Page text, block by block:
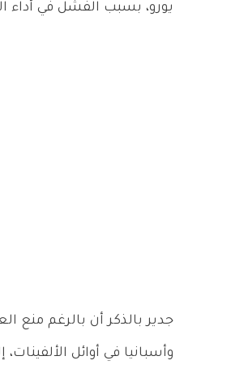
يورو، بسبب الفشل في أداء
جدير بالذكر أن بالرغم منع
وأسبانيا في أوائل